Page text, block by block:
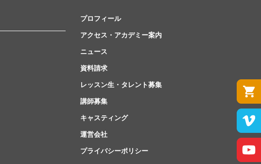
プロフィール
アクセス・アカデミー案内
ニュース
資料請求
レッスン生・タレント募集
講師募集
キャスティング
運営会社
プライバシーポリシー